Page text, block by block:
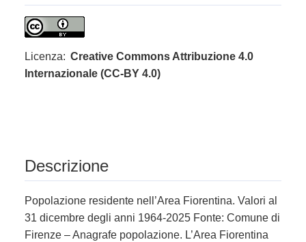
Licenza: Creative Commons Attribuzione 4.0
Internazionale (CC-BY 4.0)
Descrizione
Popolazione residente nell’Area Fiorentina. Valori al
31 dicembre degli anni 1964-2025 Fonte: Comune di
Firenze – Anagrafe popolazione. L’Area Fiorentina